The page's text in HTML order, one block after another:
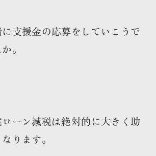
支援金の応募をしていこうで
。
ーン減税は絶対的に大きく助
ります。